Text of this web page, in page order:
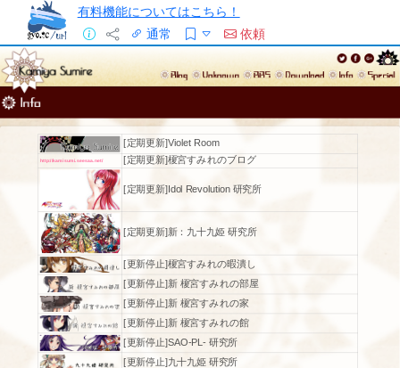
有料機能についてはこちら！
通常
依頼